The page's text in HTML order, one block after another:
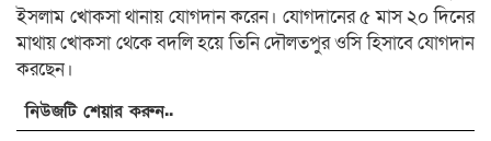
ইসলাম খোকসা থানায় যোগদান করেন। যোগদানের ৫ মাস ২০ দিনের
মাথায় খোকসা থেকে বদলি হয়ে তিনি দৌলতপুর ওসি হিসাবে যোগদান
করছেন।
নিউজটি শেয়ার করুন..